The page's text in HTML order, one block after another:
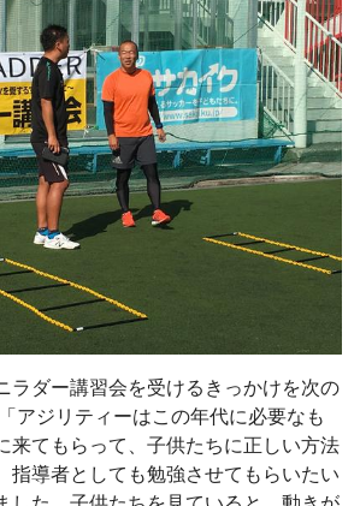
ラダー講習会を受けるきっかけを次の
アジリティーはこの年代に必要なも
来てもらって、子供たちに正しい方法
指導者としても勉強させてもらいたい